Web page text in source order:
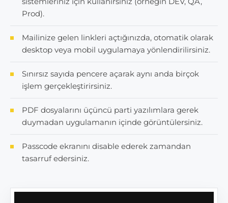
Prod).
Mailinize gelen linkleri açtığınızda, otomatik olarak
desktop veya mobil uygulamaya yönlendirilirsiniz.
Sınırsız sayıda pencere açarak aynı anda birçok
işlem gerçekleştirirsiniz.
PDF dosyalarını üçüncü parti yazılımlara gerek
duymadan uygulamanın içinde görüntülersiniz.
Passcode ekranını disable ederek zamandan
tasarruf edersiniz.